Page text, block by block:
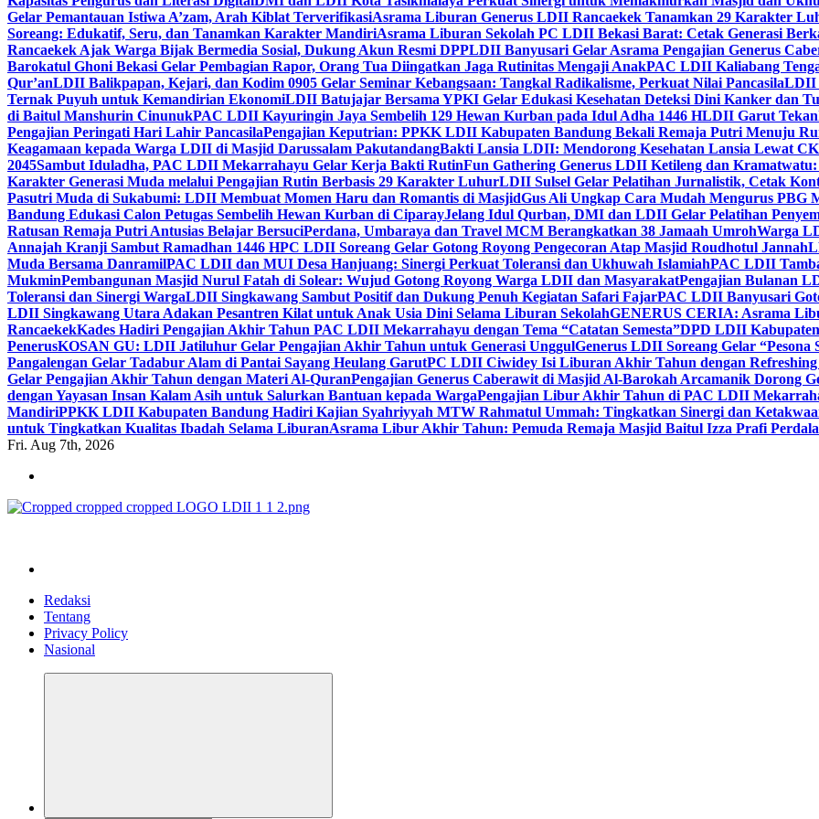
Gelar Pemantauan Istiwa A’zam, Arah Kiblat TerverifikasiAsrama Liburan Generus LDII Rancaekek Tanamkan 29 Karakter
Soreang: Edukatif, Seru, dan Tanamkan Karakter MandiriAsrama Liburan Sekolah PC LDII Bekasi Barat: Cetak Generasi
Rancaekek Ajak Warga Bijak Bermedia Sosial, Dukung Akun Resmi DPPLDII Banyusari Gelar Asrama Pengajian Generus
Barokatul Ghoni Bekasi Gelar Pembagian Rapor, Orang Tua Diingatkan Jaga Rutinitas Mengaji AnakPAC LDII Kaliabang
Qur’anLDII Balikpapan, Kejari, dan Kodim 0905 Gelar Seminar Kebangsaan: Tangkal Radikalisme, Perkuat Nilai PancasilaLDII
Ternak Puyuh untuk Kemandirian EkonomiLDII Batujajar Bersama YPKI Gelar Edukasi Kesehatan Deteksi Dini Kanker dan
di Baitul Manshurin CinunukPAC LDII Kayuringin Jaya Sembelih 129 Hewan Kurban pada Idul Adha 1446 HLDII Garut
Pengajian Peringati Hari Lahir PancasilaPengajian Keputrian: PPKK LDII Kabupaten Bandung Bekali Remaja Putri Menuju
Keagamaan kepada Warga LDII di Masjid Darussalam PakutandangBakti Lansia LDII: Mendorong Kesehatan Lansia Lewat
2045Sambut Iduladha, PAC LDII Mekarrahayu Gelar Kerja Bakti RutinFun Gathering Generus LDII Ketileng dan
Karakter Generasi Muda melalui Pengajian Rutin Berbasis 29 Karakter LuhurLDII Sulsel Gelar Pelatihan Jurnalistik, Cetak
Pasutri Muda di Sukabumi: LDII Membuat Momen Haru dan Romantis di MasjidGus Ali Ungkap Cara Mudah Mengurus PBG
Bandung Edukasi Calon Petugas Sembelih Hewan Kurban di CiparayJelang Idul Qurban, DMI dan LDII Gelar Pelatihan
Ratusan Remaja Putri Antusias Belajar BersuciPerdana, Umbaraya dan Travel MCM Berangkatkan 38 Jamaah UmrohWarga
Annajah Kranji Sambut Ramadhan 1446 HPC LDII Soreang Gelar Gotong Royong Pengecoran Atap Masjid Roudhotul Jannah
Muda Bersama DanramilPAC LDII dan MUI Desa Hanjuang: Sinergi Perkuat Toleransi dan Ukhuwah IslamiahPAC LDII
MukminPembangunan Masjid Nurul Fatah di Solear: Wujud Gotong Royong Warga LDII dan MasyarakatPengajian Bulanan
Toleransi dan Sinergi WargaLDII Singkawang Sambut Positif dan Dukung Penuh Kegiatan Safari FajarPAC LDII Banyusari
LDII Singkawang Utara Adakan Pesantren Kilat untuk Anak Usia Dini Selama Liburan SekolahGENERUS CERIA: Asrama
RancaekekKades Hadiri Pengajian Akhir Tahun PAC LDII Mekarrahayu dengan Tema “Catatan Semesta”DPD LDII
PenerusKOSAN GU: LDII Jatiluhur Gelar Pengajian Akhir Tahun untuk Generasi UnggulGenerus LDII Soreang Gelar
Pangalengan Gelar Tadabur Alam di Pantai Sayang Heulang GarutPC LDII Ciwidey Isi Liburan Akhir Tahun dengan
Gelar Pengajian Akhir Tahun dengan Materi Al-QuranPengajian Generus Caberawit di Masjid Al-Barokah Arcamanik Dorong
dengan Yayasan Insan Kalam Asih untuk Salurkan Bantuan kepada WargaPengajian Libur Akhir Tahun di PAC LDII
MandiriPPKK LDII Kabupaten Bandung Hadiri Kajian Syahriyyah MTW Rahmatul Ummah: Tingkatkan Sinergi dan
untuk Tingkatkan Kualitas Ibadah Selama LiburanAsrama Libur Akhir Tahun: Pemuda Remaja Masjid Baitul Izza Prafi
Fri. Aug 7th, 2026
Redaksi
Tentang
Privacy Policy
Nasional